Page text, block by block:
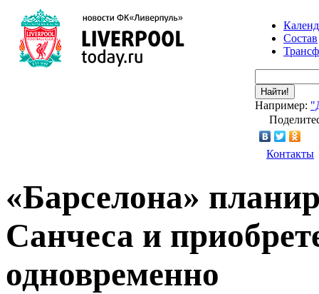
Состав
Найти!
Например:
Контакты
«Барселона»
Санчеса и
одновременно